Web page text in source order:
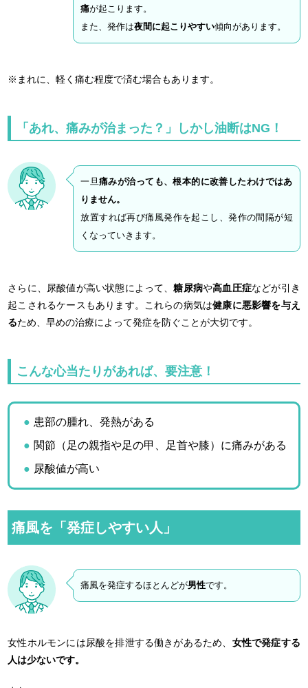
痛が起こります。
また、発作は夜間に起こりやすい傾向があります。
※まれに、軽く痛む程度で済む場合もあります。
「あれ、痛みが治まった？」しかし油断はNG！
一旦痛みが治っても、根本的に改善したわけではあ
りません。
放置すれば再び痛風発作を起こし、発作の間隔が短
くなっていきます。
さらに、尿酸値が高い状態によって、糖尿病や高血圧症などが引き
起こされるケースもあります。これらの病気は健康に悪影響を与え
るため、早めの治療によって発症を防ぐことが大切です。
こんな心当たりがあれば、要注意！
患部の腫れ、発熱がある
関節（足の親指や足の甲、足首や膝）に痛みがある
尿酸値が高い
痛風を「発症しやすい人」
痛風を発症するほとんどが男性です。
女性ホルモンには尿酸を排泄する働きがあるため、 女性で発症する
人は少ないです。